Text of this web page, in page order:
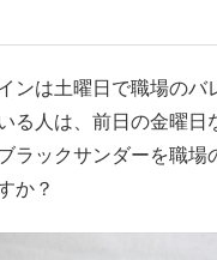
ンは土曜日で職場のバ
る人は、前日の金曜日
ラックサンダーを職場
か？